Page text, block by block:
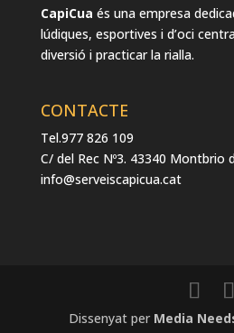
CapiCua és una empresa
lúdiques, esportives i d’oci
diversió i practicar la rialla.
CONTACTE
Tel.977 826 109
C/ del Rec Nº3. 43340 Montbrio
info@serveiscapicua.cat
Dissenyat per Media